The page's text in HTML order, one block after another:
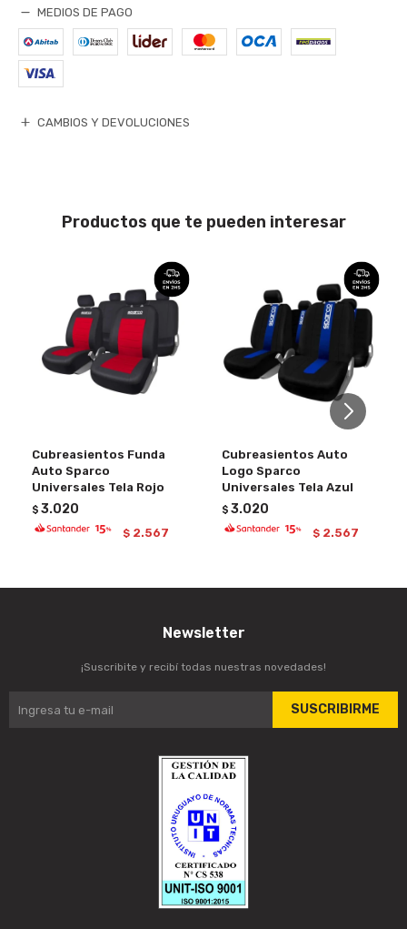
MEDIOS DE PAGO
CAMBIOS Y DEVOLUCIONES
Productos que te pueden interesar
Cubreasientos Funda
Auto Sparco
Universales Tela Rojo
$ 3.020
$ 2.567
Cubreasientos Auto
Logo Sparco
Universales Tela Azul
$ 3.020
$ 2.567
Newsletter
¡Suscribite y recibí todas nuestras novedades!
SUSCRIBIRME